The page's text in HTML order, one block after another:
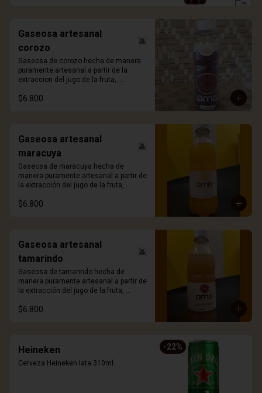
Gaseosa artesanal
corozo
Gaseosa de corozo hecha de manera
puramente artesanal a partir de la
extraccion del jugo de la fruta,
añadida. 330ml.
$6.800
Gaseosa artesanal
maracuya
Gaseosa de maracuya hecha de
manera puramente artesanal a partir de
la extracción del jugo de la fruta,
añadida. 330ml.
$6.800
Gaseosa artesanal
tamarindo
Gaseosa de tamarindo hecha de
manera puramente artesanal a partir de
la extracción del jugo de la fruta,
añadida. 330ml.
$6.800
-22%
Heineken
Cerveza Heineken lata 310ml.